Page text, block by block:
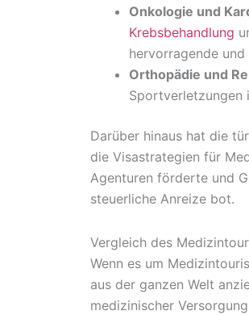
Onkologie und
Krebsbehandlung
hervorragende
Orthopädie und
Sportverletzungen
Darüber hinaus hat die
die Visastrategien für
Agenturen förderte und
steuerliche Anreize bot.
Vergleich des
Wenn es um
aus der ganzen Welt
medizinischer